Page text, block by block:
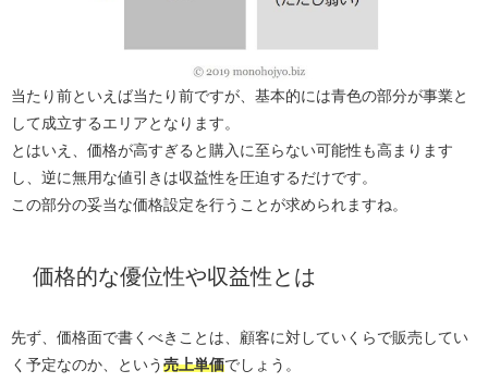
当たり前といえば当たり前ですが、基本的には青色の部分が事業と
して成立するエリアとなります。
とはいえ、価格が高すぎると購入に至らない可能性も高まります
し、逆に無用な値引きは収益性を圧迫するだけです。
この部分の妥当な価格設定を行うことが求められますね。
価格的な優位性や収益性とは
先ず、価格面で書くべきことは、顧客に対していくらで販売してい
く予定なのか、という 売上単価でしょう。